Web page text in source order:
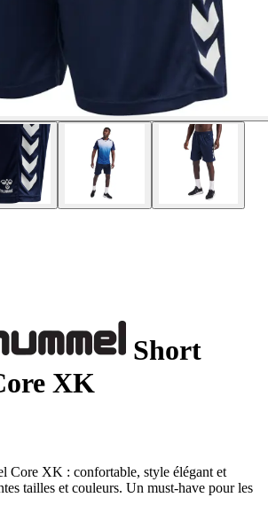
Short
XK
Core XK : confortable, style élégant et
tailles et couleurs. Un must-have pour les